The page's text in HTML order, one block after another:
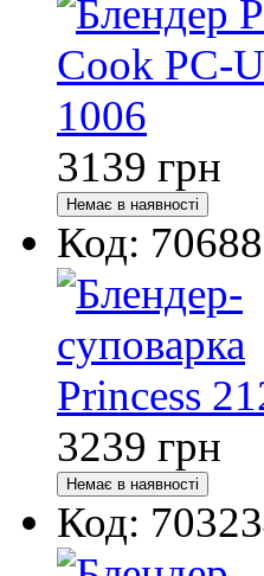
3139 грн
Код:
3239 грн
Код: